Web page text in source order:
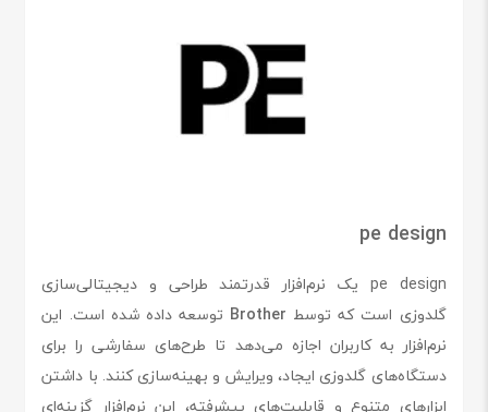
pe design
pe design یک نرم‌افزار قدرتمند طراحی و دیجیتالی‌سازی
گلدوزی است که توسط Brother توسعه داده شده است. این
نرم‌افزار به کاربران اجازه می‌دهد تا طرح‌های سفارشی را برای
دستگاه‌های گلدوزی ایجاد، ویرایش و بهینه‌سازی کنند. با داشتن
ابزارهای متنوع و قابلیت‌های پیشرفته، این نرم‌افزار گزینه‌ای